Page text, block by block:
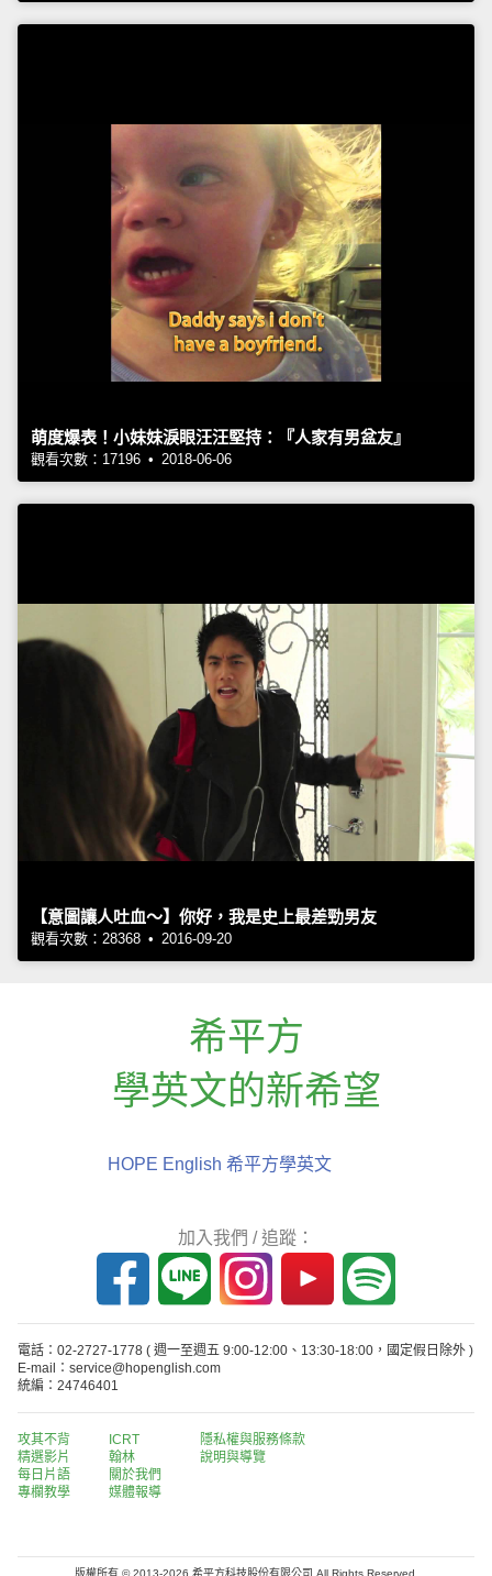
萌度爆表！小妹妹淚眼汪汪堅持：『人家有男盆友』
觀看次數：17196 • 2018-06-06
【意圖讓人吐血～】你好，我是史上最差勁男友
觀看次數：28368 • 2016-09-20
希平方
學英文的新希望
HOPE English 希平方學英文
加入我們 / 追蹤：
電話：02-2727-1778 ( 週一至週五 9:00-12:00、13:30-18:00，國定假日除外 )
E-mail：service@hopenglish.com
統編：24746401
攻其不背
精選影片
每日片語
專欄教學
ICRT
翰林
關於我們
媒體報導
隱私權與服務條款
說明與導覽
版權所有 © 2013-2026 希平方科技股份有限公司 All Rights Reserved.